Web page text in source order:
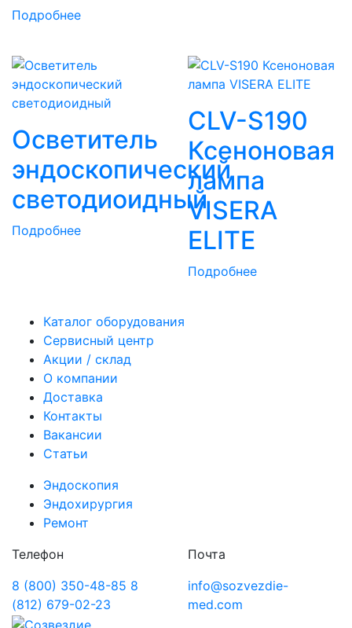
Подробнее
Осветитель
эндоскопический
светодиоидный
Подробнее
CLV-S190
Ксеноновая
лампа
VISERA
ELITE
Подробнее
Каталог оборудования
Сервисный центр
Акции / склад
О компании
Доставка
Контакты
Вакансии
Статьи
Эндоскопия
Эндохирургия
Ремонт
Телефон
8 (800) 350-48-85 8
(812) 679-02-23
Почта
info@sozvezdie-
med.com